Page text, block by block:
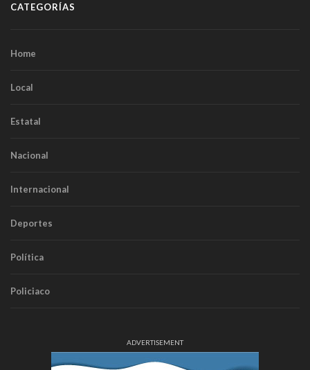
CATEGORÍAS
Home
Local
Estatal
Nacional
Internacional
Deportes
Política
Policiaco
ADVERTISEMENT